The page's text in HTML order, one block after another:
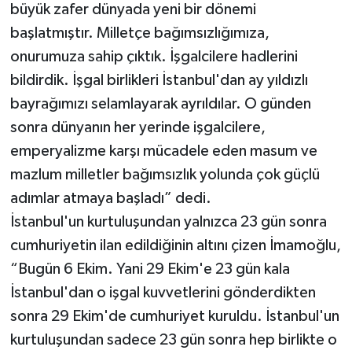
büyük zafer dünyada yeni bir dönemi
başlatmıştır. Milletçe bağımsızlığımıza,
onurumuza sahip çıktık. İşgalcilere hadlerini
bildirdik. İşgal birlikleri İstanbul'dan ay yıldızlı
bayrağımızı selamlayarak ayrıldılar. O günden
sonra dünyanın her yerinde işgalcilere,
emperyalizme karşı mücadele eden masum ve
mazlum milletler bağımsızlık yolunda çok güçlü
adımlar atmaya başladı” dedi.
İstanbul'un kurtuluşundan yalnızca 23 gün sonra
cumhuriyetin ilan edildiğinin altını çizen İmamoğlu,
“Bugün 6 Ekim. Yani 29 Ekim'e 23 gün kala
İstanbul'dan o işgal kuvvetlerini gönderdikten
sonra 29 Ekim'de cumhuriyet kuruldu. İstanbul'un
kurtuluşundan sadece 23 gün sonra hep birlikte o